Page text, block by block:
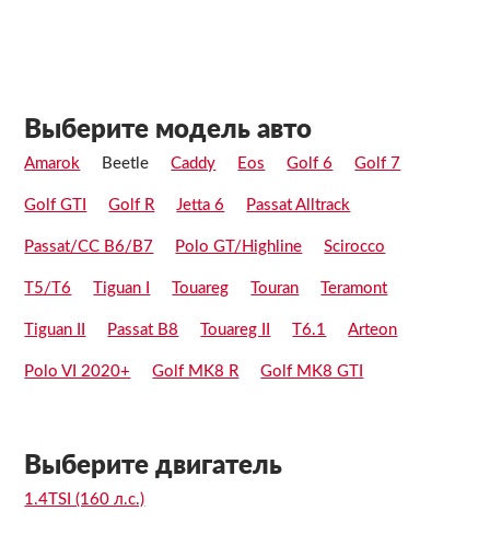
Выберите модель авто
Amarok Beetle Caddy Eos Golf 6 Golf 7
Golf GTI Golf R Jetta 6 Passat Alltrack
Passat/CC B6/B7 Polo GT/Highline Scirocco
T5/T6 Tiguan I Touareg Touran Teramont
Tiguan II Passat B8 Touareg II T6.1 Arteon
Polo VI 2020+ Golf MK8 R Golf MK8 GTI
Выберите двигатель
1.4TSI (160 л.с.)